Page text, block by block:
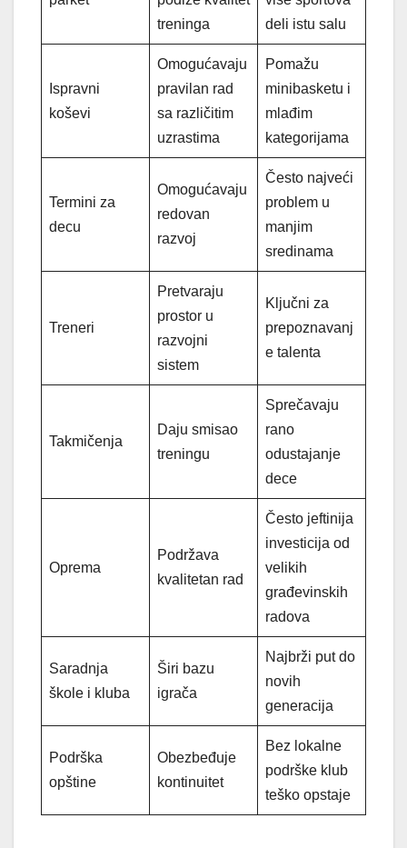
treninga
deli istu salu
Ispravni
koševi
Omogućavaju
pravilan rad
sa različitim
uzrastima
Pomažu
minibasketu i
mlađim
kategorijama
Termini za
decu
Omogućavaju
redovan
razvoj
Često najveći
problem u
manjim
sredinama
Treneri
Pretvaraju
prostor u
razvojni
sistem
Ključni za
prepoznavanj
e talenta
Takmičenja
Daju smisao
treningu
Sprečavaju
rano
odustajanje
dece
Oprema
Podržava
kvalitetan rad
Često jeftinija
investicija od
velikih
građevinskih
radova
Saradnja
škole i kluba
Širi bazu
igrača
Najbrži put do
novih
generacija
Podrška
opštine
Obezbeđuje
kontinuitet
Bez lokalne
podrške klub
teško opstaje